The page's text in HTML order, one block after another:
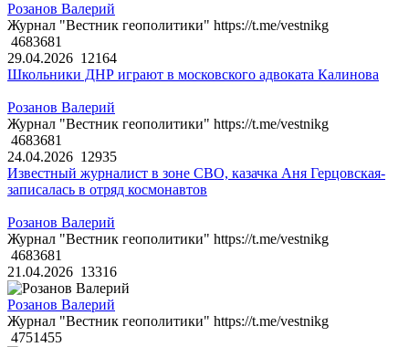
Розанов Валерий
Журнал "Вестник геополитики" https://t.me/vestnikg
4683681
29.04.2026 12164
Школьники ДНР играют в московского адвоката Калинова
Розанов Валерий
Журнал "Вестник геополитики" https://t.me/vestnikg
4683681
24.04.2026 12935
Известный журналист в зоне СВО, казачка Аня Герцовская-
записалась в отряд космонавтов
Розанов Валерий
Журнал "Вестник геополитики" https://t.me/vestnikg
4683681
21.04.2026 13316
Розанов Валерий
Журнал "Вестник геополитики" https://t.me/vestnikg
4751455